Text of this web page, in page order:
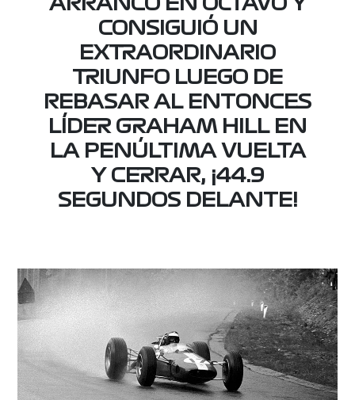
CONSIGUIÓ UN
EXTRAORDINARIO
TRIUNFO LUEGO DE
REBASAR AL ENTONCES
LÍDER GRAHAM HILL EN
LA PENÚLTIMA VUELTA
Y CERRAR, ¡44.9
SEGUNDOS DELANTE!